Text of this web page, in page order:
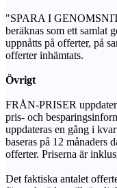
"SPARA I
beräknas som ett samlat
uppnåtts på offerter, på
offerter inhämtats.
Övrigt
FRÅN-PRISER
pris- och
uppdateras en gång i
baseras på 12 månaders
offerter. Priserna är
Det faktiska antalet